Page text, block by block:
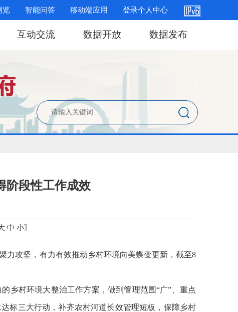
览 智能问答 移动端应用 登录个人中心
互动交流 数据开放 数据发布
阶段性工作成效
中 小〗
力攻坚 ， 有力有效推动乡村环境向美蝶变更新，截至8
乡村环境大整治工作方案，做到管理范围“广” 、重点
标三大行动，补齐农村河道长效管理短板 ，保障乡村